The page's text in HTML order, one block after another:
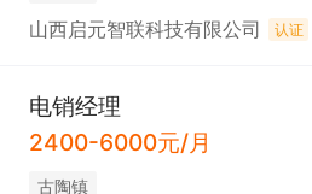
山西启元智联科技有限公司 认证
电销经理
2400-6000元/月
古陶镇